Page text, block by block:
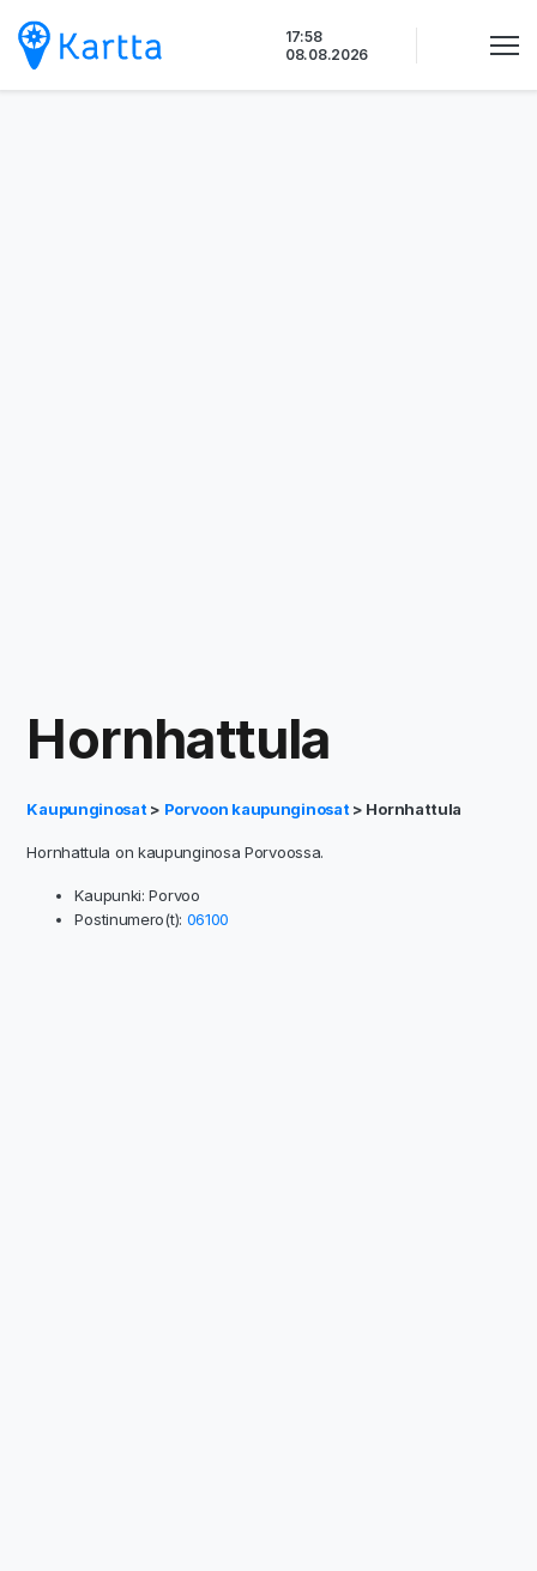
sisältöön
17:58
08.08.2026
Hornhattula
Kaupunginosat > Porvoon kaupunginosat > Hornhattula
Hornhattula on kaupunginosa Porvoossa.
Kaupunki: Porvoo
Postinumero(t): 06100